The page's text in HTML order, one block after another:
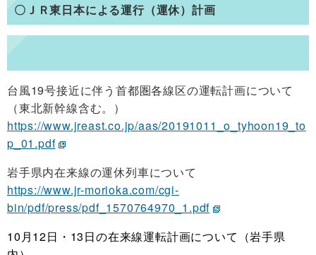
〇ＪＲ東日本による運行（運休）計画
台風19号接近に伴う首都圏各線区の運転計画について
（東北新幹線含む。）
https://www.jreast.co.jp/aas/20191011_o_tyhoon19_to
p_01.pdf
岩手県内在来線の運休列車について
https://www.jr-morioka.com/cgi-
bin/pdf/press/pdf_1570764970_1.pdf
10月12日・13日の在来線運転計画について（岩手県